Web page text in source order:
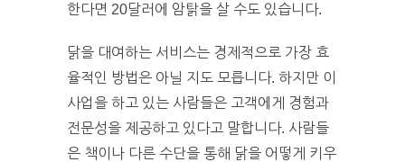
한다면 20달러에 암탉을 살 수도 있습니다.
닭을 대여하는 서비스는 경제적으로 가장 효
율적인 방법은 아닐 지도 모릅니다. 하지만 이
사업을 하고 있는 사람들은 고객에게 경험과
전문성을 제공하고 있다고 말합니다. 사람들
은 책이나 다른 수단을 통해 닭을 어떻게 키우